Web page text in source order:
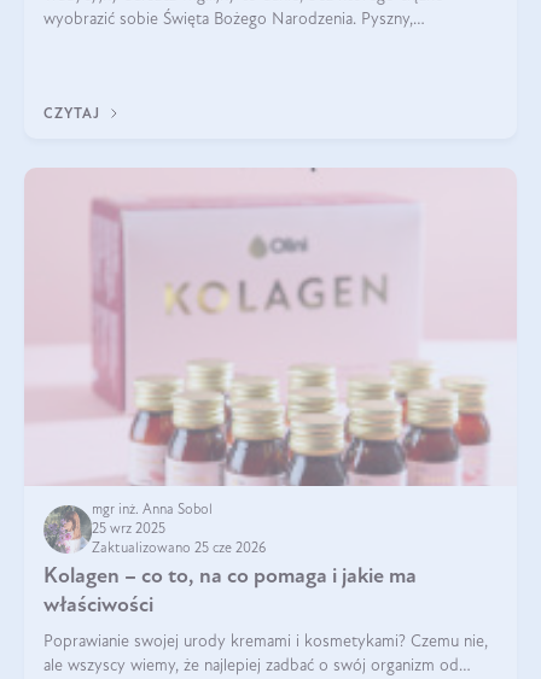
wyobrazić sobie Święta Bożego Narodzenia. Pyszny,
CZYTAJ
mgr inż. Anna Sobol
25 wrz 2025
Zaktualizowano 25 cze 2026
Kolagen – co to, na co pomaga i jakie ma
właściwości
Poprawianie swojej urody kremami i kosmetykami? Czemu nie,
ale wszyscy wiemy, że najlepiej zadbać o swój organizm od